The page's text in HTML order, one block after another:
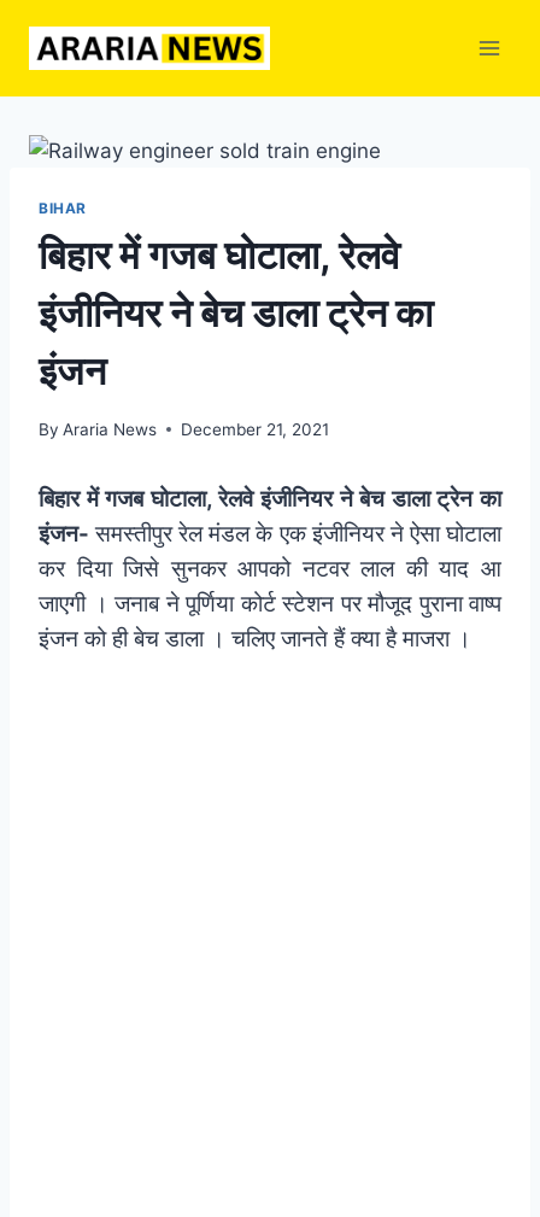
BIHAR
बिहार में गजब घोटाला, रेलवे
इंजीनियर ने बेच डाला ट्रेन का
इंजन
By Araria News December 21, 2021
बिहार में गजब घोटाला, रेलवे इंजीनियर ने बेच डाला ट्रेन का
इंजन- समस्तीपुर रेल मंडल के एक इंजीनियर ने ऐसा घोटाला
कर दिया जिसे सुनकर आपको नटवर लाल की याद आ
जाएगी । जनाब ने पूर्णिया कोर्ट स्टेशन पर मौजूद पुराना वाष्प
इंजन को ही बेच डाला । चलिए जानते हैं क्या है माजरा ।